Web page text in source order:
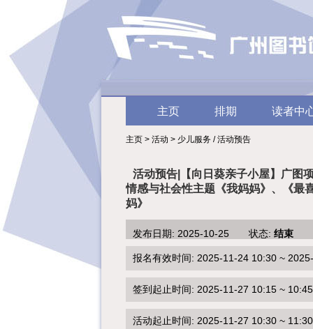
主页 排期 读者中
主页 > 活动 > 少儿服务 / 活动预告
活动预告|【向日葵亲子小屋】广图
情感与社会性主题《我妈妈》、《最
妈》
发布日期: 2025-10-25 状态: 结束
报名有效时间: 2025-11-24 10:30 ~
签到起止时间: 2025-11-27 10:15 ~ 10:45
活动起止时间: 2025-11-27 10:30 ~ 11:30